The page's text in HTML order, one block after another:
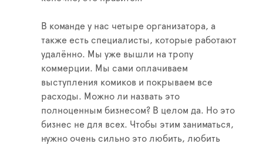
В команде у нас четыре организатора, а
также есть специалисты, которые работают
удалённо. Мы уже вышли на тропу
коммерции. Мы сами оплачиваем
выступления комиков и покрываем все
расходы. Можно ли назвать это
полноценным бизнесом? В целом да. Но это
бизнес не для всех. Чтобы этим заниматься,
нужно очень сильно это любить, любить